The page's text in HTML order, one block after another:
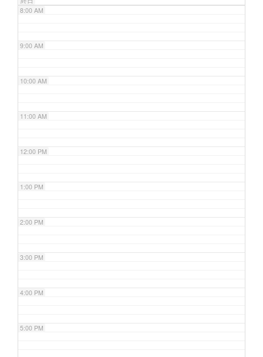
8:00 AM
9:00 AM
10:00 AM
11:00 AM
12:00 PM
1:00 PM
2:00 PM
3:00 PM
4:00 PM
5:00 PM